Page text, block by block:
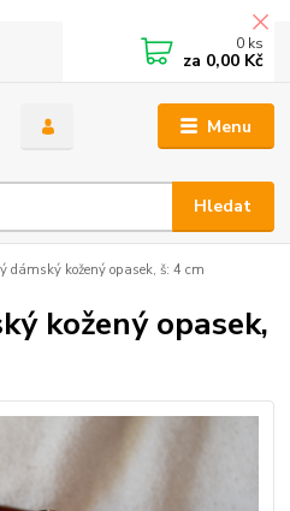
Menu
Hledat
0 ks
za 0,00 Kč
dámský kožený opasek, š: 4 cm
kožený opasek,